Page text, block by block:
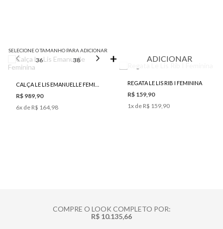
SELECIONE O TAMANHO PARA ADICIONAR
36 38 40 42 44
R$ 989,90
6x de R$ 164,98
ADICIONAR
REGATA LE LIS RIB I FEMININA
R$ 159,90
1x de R$ 159,90
COMPRE O LOOK COMPLETO POR:
R$ 10.135,66